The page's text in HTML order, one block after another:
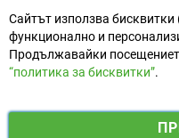
Сайтът използва
функционално и
Продължавайки
“политика за бисквитки”.